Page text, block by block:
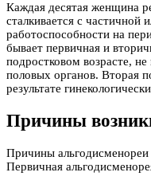
Каждая десятая женщина
сталкивается с частичной
работоспособности на
бывает первичная и
подростковом возрасте,
половых органов. Вторая
результате
Причины
Причины
Первичная